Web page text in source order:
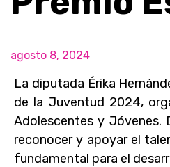
agosto 8, 2024
La diputada Érika
de la Juventud 2024,
Adolescentes y Jóvenes.
reconocer y apoyar el
fundamental para el